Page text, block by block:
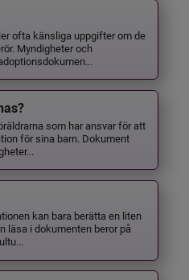
ofta känsliga uppgifter om de
Myndigheter och
som har ansvar för att
för sina barn. Dokument
kan bara berätta en liten
läsa i dokumenten beror på